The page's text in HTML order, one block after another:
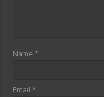
Name*
Email*